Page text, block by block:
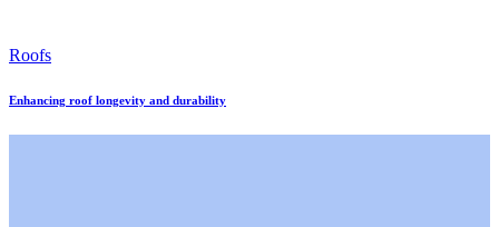
Roofs
Enhancing roof longevity and durability